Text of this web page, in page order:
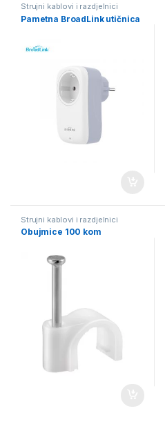
Strujni kablovi i razdjelnici
Pametna BroadLink utičnica
Strujni kablovi i razdjelnici
Obujmice 100 kom